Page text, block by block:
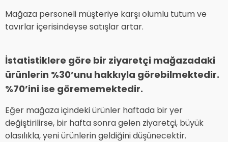
Mağaza personeli müşteriye karşı olumlu tutum ve
tavırlar içerisindeyse satışlar artar.
İstatistiklere göre bir ziyaretçi mağazadaki
ürünlerin %30’unu hakkıyla görebilmektedir.
%70’ini ise görememektedir.
Eğer mağaza içindeki ürünler haftada bir yer
değiştirilirse, bir hafta sonra gelen ziyaretçi, büyük
olasılıkla, yeni ürünlerin geldiğini düşünecektir.